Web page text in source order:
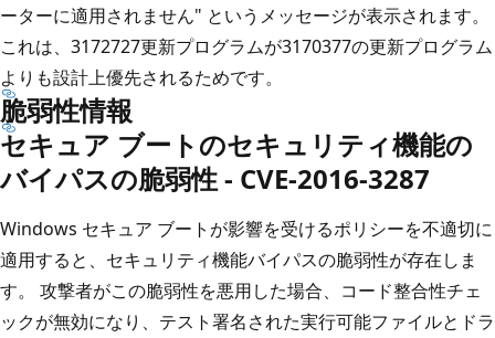
ーターに適用されません" というメッセージが表示されます。
これは、3172727更新プログラムが3170377の更新プログラム
よりも設計上優先されるためです。
脆弱性情報
セキュア ブートのセキュリティ機能の
バイパスの脆弱性 - CVE-2016-3287
Windows セキュア ブートが影響を受けるポリシーを不適切に
適用すると、セキュリティ機能バイパスの脆弱性が存在しま
す。 攻撃者がこの脆弱性を悪用した場合、コード整合性チェ
ックが無効になり、テスト署名された実行可能ファイルとドラ